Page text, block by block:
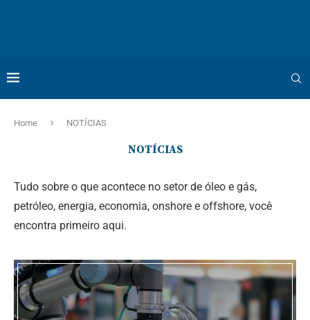
Home NOTÍCIAS
NOTÍCIAS
Tudo sobre o que acontece no setor de óleo e gás,
petróleo, energia, economia, onshore e offshore, você
encontra primeiro aqui.